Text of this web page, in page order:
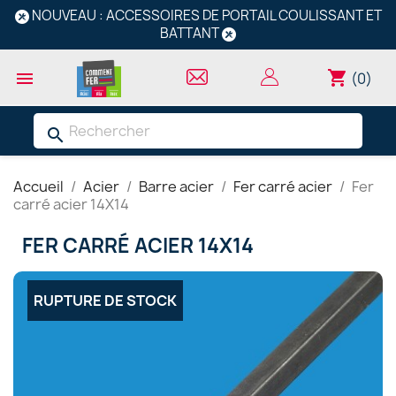
NOUVEAU : ACCESSOIRES DE PORTAIL COULISSANT ET
BATTANT
 shopping_cart (0)
search
Accueil Acier Barre acier Fer carré acier
Fer
carré acier 14X14
FER CARRÉ ACIER 14X14
RUPTURE DE STOCK